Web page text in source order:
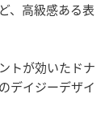
、高級感ある表
トが効いたドナ
デイジーデザイ